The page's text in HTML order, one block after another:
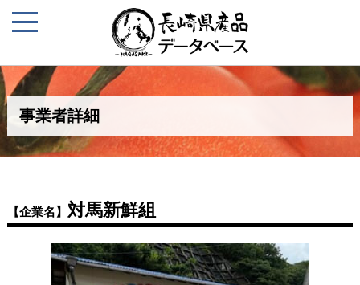
事業者詳細
【企業名】 対馬新鮮組